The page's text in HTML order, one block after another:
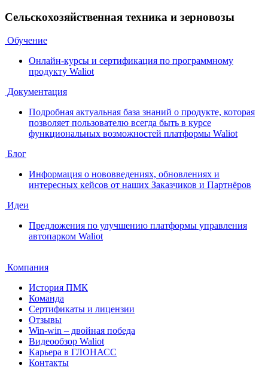
Сельскохозяйственная техника и зерновозы
Обучение
Онлайн-курсы и сертификация по программному
продукту Waliot
Документация
Подробная актуальная база знаний о продукте, которая
позволяет пользователю всегда быть в курсе
функциональных возможностей платформы Waliot
Блог
Информация о нововведениях, обновлениях и
интересных кейсов от наших Заказчиков и Партнёров
Идеи
Предложения по улучшению платформы управления
автопарком Waliot
Компания
История ПМК
Команда
Сертификаты и лицензии
Отзывы
Win-win – двойная победа
Видеообзор Waliot
Карьера в ГЛОНАСС
Контакты